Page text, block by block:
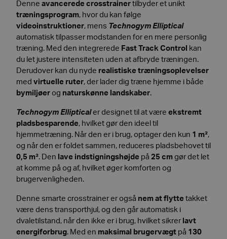
Denne avancerede crosstrainer tilbyder et unikt
træningsprogram, hvor du kan følge
videoinstruktioner, mens Technogym Elliptical
automatisk tilpasser modstanden for en mere personlig
træning. Med den integrerede Fast Track Control kan
du let justere intensiteten uden at afbryde træningen.
Derudover kan du nyde realistiske træningsoplevelser
med virtuelle ruter, der lader dig træne hjemme i både
bymiljøer og naturskønne landskaber.
Technogym Ellipticaler designet til at være ekstremt
pladsbesparende, hvilket gør den ideel til
hjemmetræning. Når den er i brug, optager den kun 1 m²,
og når den er foldet sammen, reduceres pladsbehovet til
0,5 m². Den lave indstigningshøjde på 25 cm gør det let
at komme på og af, hvilket øger komforten og
brugervenligheden.
Denne smarte crosstrainer er også nem at flytte takket
være dens transporthjul, og den går automatisk i
dvaletilstand, når den ikke er i brug, hvilket sikrer lavt
energiforbrug. Med en maksimal brugervægt på 130